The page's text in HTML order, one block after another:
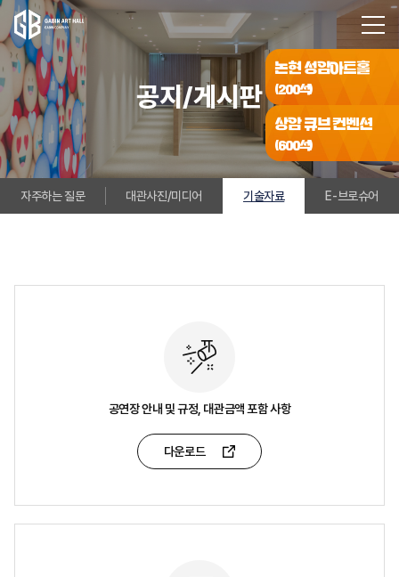
논현 성암아트홀
(200석)
상암 큐브 컨벤션
(600석)
공지/게시판
자주하는 질문 대관사진/미디어 기술자료 E-브로슈어
공연장 안내 및 규정, 대관금액 포함 사항
다운로드